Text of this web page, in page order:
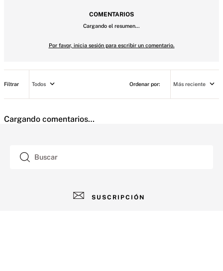
COMENTARIOS
Cargando el resumen…
Por favor, inicia sesión para escribir un comentario.
Más reciente
Todos
Cargando comentarios…
Buscar
SUSCRIPCIÓN